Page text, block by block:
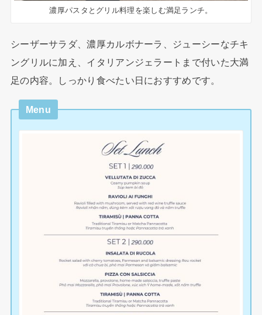
濃厚パスタとグリル料理を楽しむ満足ランチ。
シーザーサラダ、濃厚カルボナーラ、ジューシーなチキ
ングリルに加え、イタリアンジェラートまで付いた大満
足の内容。しっかり食べたい日におすすめです。
Menu